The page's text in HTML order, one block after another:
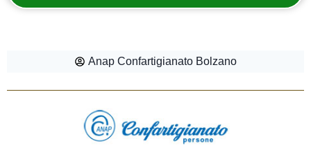
Anap Confartigianato Bolzano